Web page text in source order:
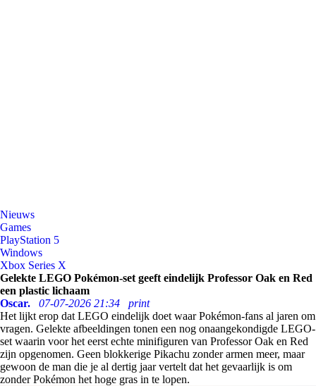
Nieuws
Games
PlayStation 5
Windows
Xbox Series X
Gelekte LEGO Pokémon-set geeft eindelijk Professor Oak en Red
een plastic lichaam
Oscar.
07-07-2026 21:34
print
Het lijkt erop dat LEGO eindelijk doet waar Pokémon-fans al jaren om
vragen. Gelekte afbeeldingen tonen een nog onaangekondigde LEGO-
set waarin voor het eerst echte minifiguren van Professor Oak en Red
zijn opgenomen. Geen blokkerige Pikachu zonder armen meer, maar
gewoon de man die je al dertig jaar vertelt dat het gevaarlijk is om
zonder Pokémon het hoge gras in te lopen.